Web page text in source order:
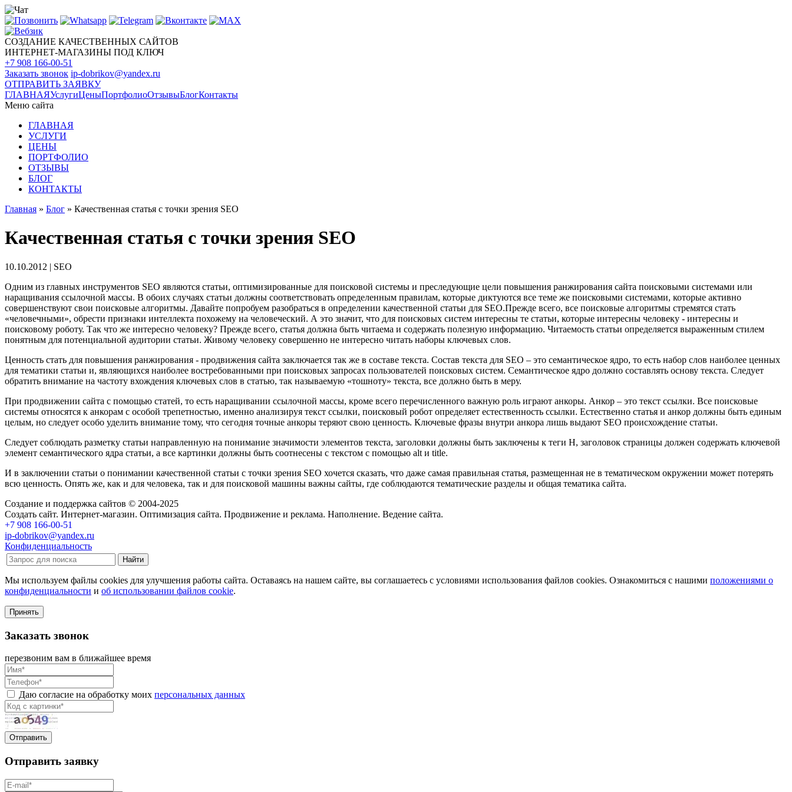
СОЗДАНИЕ КАЧЕСТВЕННЫХ САЙТОВ
ИНТЕРНЕТ-МАГАЗИНЫ ПОД КЛЮЧ
+7 908 166-00-51
Заказать звонок ip-dobrikov@yandex.ru
ОТПРАВИТЬ ЗАЯВКУ
ГЛАВНАЯУслугиЦеныПортфолиоОтзывыБлогКонтакты
Меню сайта
ГЛАВНАЯ
УСЛУГИ
ЦЕНЫ
ПОРТФОЛИО
ОТЗЫВЫ
БЛОГ
КОНТАКТЫ
Главная » Блог » Качественная статья с точки зрения SEO
Качественная статья с точки зрения SEO
10.10.2012 | SEO
Одним из главных инструментов SEO являются статьи, оптимизированные для поисковой системы и преследующие цели повышения ранжирования сайта поисковыми системами или
наращивания ссылочной массы. В обоих случаях статьи должны соответствовать определенным правилам, которые диктуются все теме же поисковыми системами, которые активно
совершенствуют свои поисковые алгоритмы. Давайте попробуем разобраться в определении качественной статьи для SEO.Прежде всего, все поисковые алгоритмы стремятся стать
«человечными», обрести признаки интеллекта похожему на человеческий. А это значит, что для поисковых систем интересны те статьи, которые интересны человеку - интересны и
поисковому роботу. Так что же интересно человеку? Прежде всего, статья должна быть читаема и содержать полезную информацию. Читаемость статьи определяется выраженным стилем
понятным для потенциальной аудитории статьи. Живому человеку совершенно не интересно читать наборы ключевых слов.
Ценность стать для повышения ранжирования - продвижения сайта заключается так же в составе текста. Состав текста для SEO – это семантическое ядро, то есть набор слов наиболее ценных
для тематики статьи и, являющихся наиболее востребованными при поисковых запросах пользователей поисковых систем. Семантическое ядро должно составлять основу текста. Следует
обратить внимание на частоту вхождения ключевых слов в статью, так называемую «тошноту» текста, все должно быть в меру.
При продвижении сайта с помощью статей, то есть наращивании ссылочной массы, кроме всего перечисленного важную роль играют анкоры. Анкор – это текст ссылки. Все поисковые
системы относятся к анкорам с особой трепетностью, именно анализируя текст ссылки, поисковый робот определяет естественность ссылки. Естественно статья и анкор должны быть единым
целым, но следует особо уделить внимание тому, что сегодня точные анкоры теряют свою ценность. Ключевые фразы внутри анкора лишь выдают SEO происхождение статьи.
Следует соблюдать разметку статьи направленную на понимание значимости элементов текста, заголовки должны быть заключены к теги H, заголовок страницы должен содержать ключевой
элемент семантического ядра статьи, а все картинки должны быть соотнесены с текстом с помощью alt и title.
И в заключении статьи о понимании качественной статьи с точки зрения SEO хочется сказать, что даже самая правильная статья, размещенная не в тематическом окружении может потерять
всю ценность. Опять же, как и для человека, так и для поисковой машины важны сайты, где соблюдаются тематические разделы и общая тематика сайта.
Создание и поддержка сайтов © 2004-2025
Создать сайт. Интернет-магазин. Оптимизация сайта. Продвижение и реклама. Наполнение. Ведение сайта.
+7 908 166-00-51
ip-dobrikov@yandex.ru
Конфиденциальность
Мы используем файлы cookies для улучшения работы сайта. Оставаясь на нашем сайте, вы соглашаетесь с условиями использования файлов cookies. Ознакомиться с нашими положениями о
конфиденциальности и об использовании файлов cookie.
Принять
Заказать звонок
перезвоним вам в ближайшее время
Даю согласие на обработку моих персональных данных
Отправить
Отправить заявку